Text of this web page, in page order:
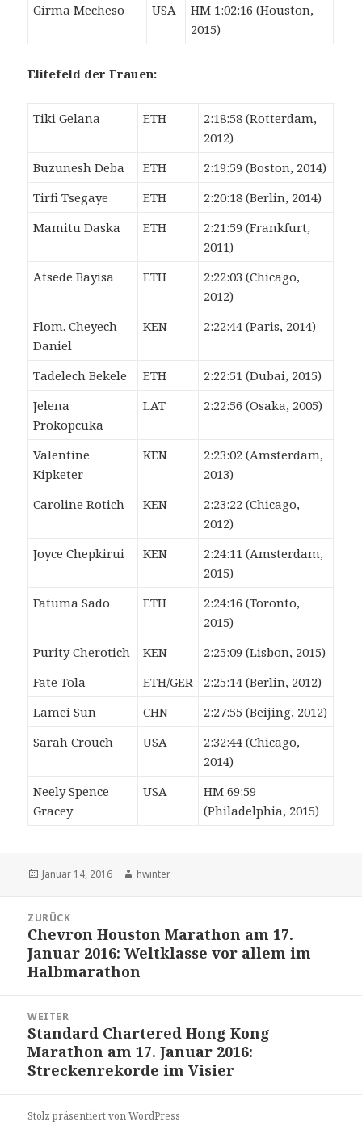
Girma Mecheso
USA
HM 1:02:16 (Houston,
2015)
Elitefeld der Frauen:
Tiki Gelana ETH
2:18:58 (Rotterdam,
2012)
Buzunesh Deba
ETH
2:19:59 (Boston, 2014)
Tirfi Tsegaye
ETH
2:20:18 (Berlin, 2014)
Mamitu Daska
ETH
2:21:59 (Frankfurt,
2011)
Atsede Bayisa
ETH
2:22:03 (Chicago,
2012)
Flom. Cheyech
Daniel
KEN 2:22:44 (Paris, 2014)
Tadelech Bekele ETH
2:22:51 (Dubai, 2015)
Jelena
Prokopcuka
LAT 2:22:56 (Osaka, 2005)
Valentine
Kipketer
KEN
2:23:02 (Amsterdam,
2013)
Caroline Rotich
KEN
2:23:22 (Chicago,
2012)
Joyce Chepkirui
KEN
2:24:11 (Amsterdam,
2015)
Fatuma Sado
ETH
2:24:16 (Toronto,
2015)
Purity Cherotich
KEN
2:25:09 (Lisbon, 2015)
Fate Tola
ETH/GER
2:25:14 (Berlin, 2012)
Lamei Sun
CHN
2:27:55 (Beijing, 2012)
Sarah Crouch
USA
2:32:44 (Chicago,
2014)
Neely Spence
Gracey
USA
HM 69:59
(Philadelphia, 2015)
Veröffentlicht
Januar 14, 2016 Autor
hwinter
Navigation
ZURÜCK
Vorheriger
Beitrag:
Chevron Houston Marathon am 17.
Januar 2016: Weltklasse vor allem im
Halbmarathon
WEITER
Nächster
Beitrag:
Standard Chartered Hong Kong
Marathon am 17. Januar 2016:
Streckenrekorde im Visier
Stolz präsentiert von WordPress